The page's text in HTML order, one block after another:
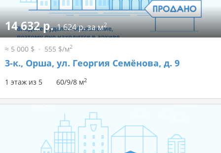
14 632 р.1 624 р. за м2
≈ 5 000 $ 555 $/м2
3-к., Орша, ул. Георгия Семёнова, д. 9
1 этаж из 5 60/9/8 м2